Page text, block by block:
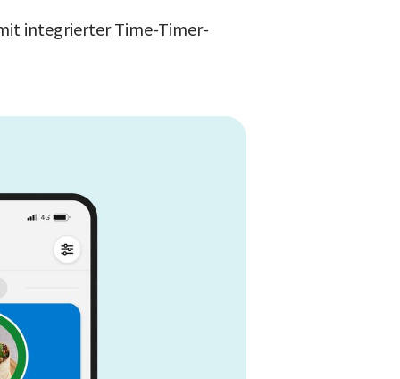
integrierter Time-Timer-